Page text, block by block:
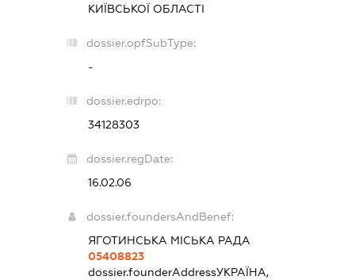
КИЇВСЬКОЇ ОБЛАСТІ
dossier.opfSubType:
-
dossier.edrpo:
34128303
dossier.regDate:
16.02.06
dossier.foundersAndBenef:
ЯГОТИНСЬКА МІСЬКА РАДА
05408823
dossier.founderAddressУКРАЇНА,